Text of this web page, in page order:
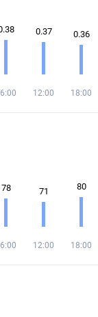
0.37
12:00
0.36
18:00
78 71
12:00
80
18:00